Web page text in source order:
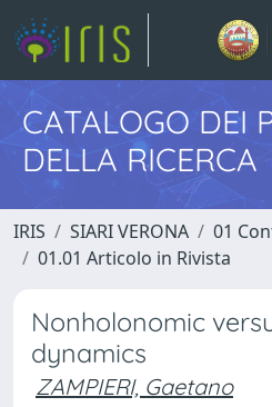
CATALOGO DEI
DELLA RICERCA
IRIS SIARI VERONA
01
01.01 Articolo in Rivista
Nonholonomic
dynamics
ZAMPIERI, Gaetano